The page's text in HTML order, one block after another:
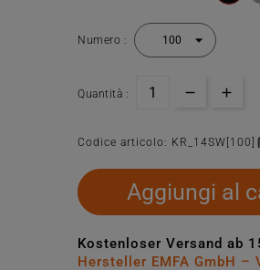
Numero :
Quantità :
Codice articolo: KR_14SW[100]
Aggiungi al
Kostenloser Versand ab
Hersteller EMFA GmbH –